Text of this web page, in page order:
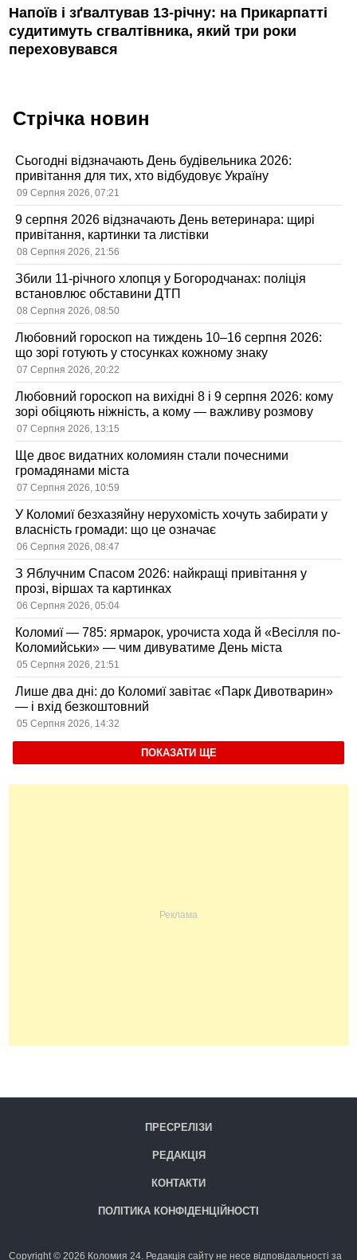
Напоїв і зґвалтував 13-річну: на Прикарпатті
судитимуть сгвалтівника, який три роки
переховувався
Стрічка новин
Сьогодні відзначають День будівельника 2026:
привітання для тих, хто відбудовує Україну
09 Серпня 2026, 07:21
9 серпня 2026 відзначають День ветеринара: щирі
привітання, картинки та листівки
08 Серпня 2026, 21:56
Збили 11-річного хлопця у Богородчанах: поліція
встановлює обставини ДТП
08 Серпня 2026, 08:50
Любовний гороскоп на тиждень 10–16 серпня 2026:
що зорі готують у стосунках кожному знаку
07 Серпня 2026, 20:22
Любовний гороскоп на вихідні 8 і 9 серпня 2026: кому
зорі обіцяють ніжність, а кому — важливу розмову
07 Серпня 2026, 13:15
Ще двоє видатних коломиян стали почесними
громадянами міста
07 Серпня 2026, 10:59
У Коломиї безхазяйну нерухомість хочуть забирати у
власність громади: що це означає
06 Серпня 2026, 08:47
З Яблучним Спасом 2026: найкращі привітання у
прозі, віршах та картинках
06 Серпня 2026, 05:04
Коломиї — 785: ярмарок, урочиста хода й «Весілля по-
Коломийськи» — чим дивуватиме День міста
05 Серпня 2026, 21:51
Лише два дні: до Коломиї завітає «Парк Дивотварин»
— і вхід безкоштовний
05 Серпня 2026, 14:32
ПОКАЗАТИ ЩЕ
ПРЕСРЕЛІЗИ
РЕДАКЦІЯ
КОНТАКТИ
ПОЛІТИКА КОНФІДЕНЦІЙНОСТІ
Copyright © 2026 Коломия 24. Редакція сайту не несе відповідальності за